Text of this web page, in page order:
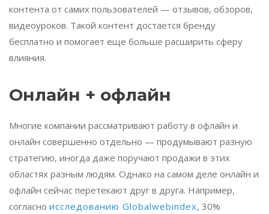
контента от самих пользователей — отзывов, обзоров,
видеоуроков. Такой контент достается бренду
бесплатно и помогает еще больше расширить сферу
влияния.
Онлайн + офлайн
Многие компании рассматривают работу в офлайн и
онлайн совершенно отдельно — продумывают разную
стратегию, иногда даже поручают продажи в этих
областях разным людям. Однако на самом деле онлайн и
офлайн сейчас перетекают друг в друга. Например,
согласно исследованию Globalwebindex, 30%